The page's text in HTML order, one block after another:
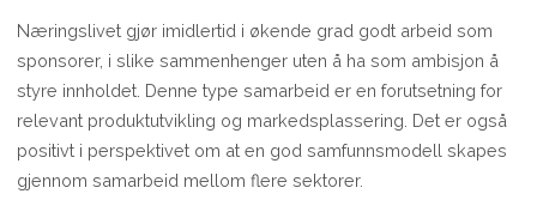
Næringslivet gjør imidlertid i økende grad godt arbeid som
sponsorer, i slike sammenhenger uten å ha som ambisjon å
styre innholdet. Denne type samarbeid er en forutsetning for
relevant produktutvikling og markedsplassering. Det er også
positivt i perspektivet om at en god samfunnsmodell skapes
gjennom samarbeid mellom flere sektorer.